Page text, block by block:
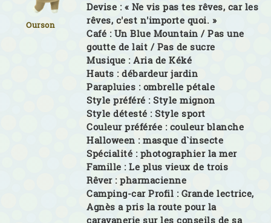
Ourson
Devise : « Ne vis pas tes rêves, car les
rêves, c'est n'importe quoi. »
Café : Un Blue Mountain / Pas une
goutte de lait / Pas de sucre
Musique : Aria de Kéké
Hauts : débardeur jardin
Parapluies : ombrelle pétale
Style préféré : Style mignon
Style détesté : Style sport
Couleur préférée : couleur blanche
Halloween : masque d`insecte
Spécialité : photographier la mer
Famille : Le plus vieux de trois
Rêver : pharmacienne
Camping-car Profil : Grande lectrice,
Agnès a pris la route pour la
caravanerie sur les conseils de sa